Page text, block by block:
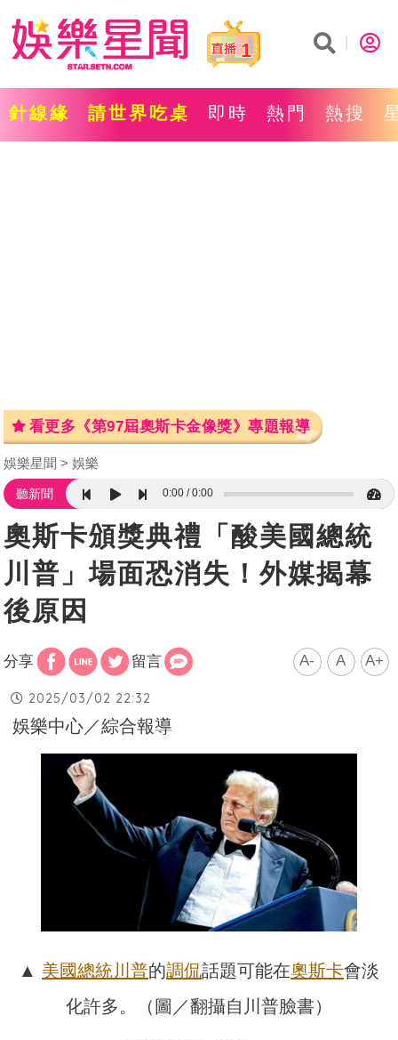
1
針線緣 請世界吃桌 即時 熱門 熱搜
看更多《第97屆奧斯卡金像獎》專題報導
娛樂星聞 娛樂
聽新聞 0:00 0:00
奧斯卡頒獎典禮「酸美國總統
川普」場面恐消失！外媒揭幕
後原因
分享 留言 A- A A+
2025/03/02 22:32
娛樂中心／綜合報導
▲ 美國總統川普的調侃話題可能在奧斯卡會淡
化許多。（圖／翻攝自川普臉書）